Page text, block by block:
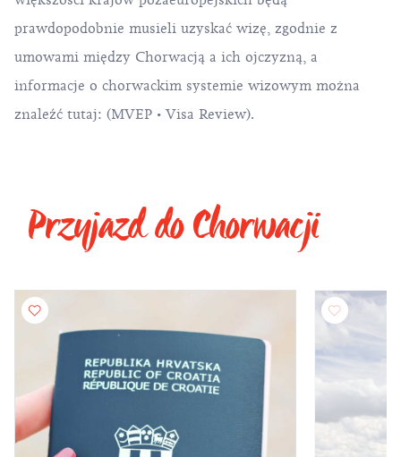
prawdopodobnie musieli uzyskać wizę, zgodnie z
umowami między Chorwacją a ich ojczyzną, a
informacje o chorwackim systemie wizowym można
znaleźć tutaj: (MVEP • Visa Review).
Przyjazd do Chorwacji